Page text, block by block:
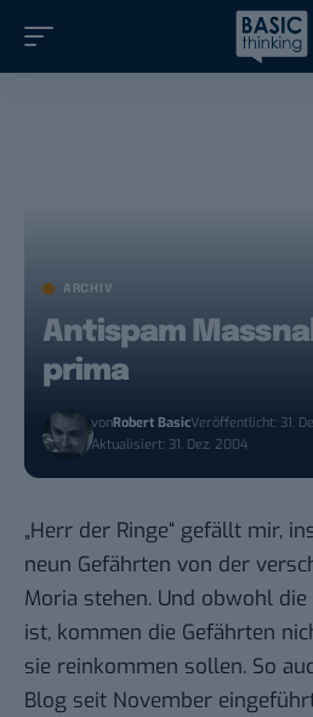
ARCHIV
Antispam
prima
vonRobert BasicVeröffentlicht: 31.
Aktualisiert: 31. Dez. 2004
„Herr der Ringe“ gefällt mir,
neun Gefährten von der
Moria stehen. Und obwohl
ist, kommen die Gefährten
sie reinkommen sollen. So
Blog seit November